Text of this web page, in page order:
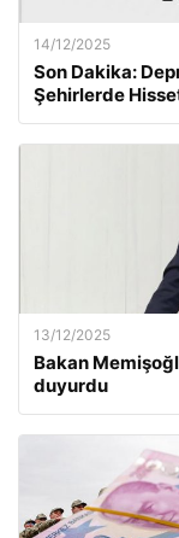
14/12/2025
Son Dakika:
Şehirlerde
13/12/2025
Bakan
duyurdu